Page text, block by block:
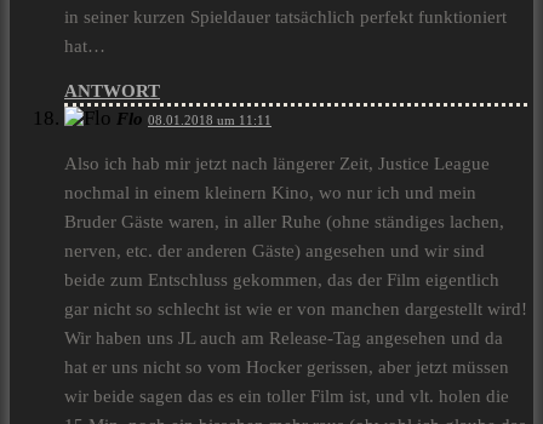
in seiner kurzen Spieldauer tatsächlich perfekt funktioniert
hat…
ANTWORT
Flo 08.01.2018 um 11:11
Also ich hab mir jetzt nach längerer Zeit, Justice League
nochmal in einem kleinern Kino, wo nur ich und mein
Bruder Gäste waren, in aller Ruhe (ohne ständiges lachen,
nerven, etc. der anderen Gäste) angesehen und wir sind
beide zum Entschluss gekommen, das der Film eigentlich
gar nicht so schlecht ist wie er von manchen dargestellt wird!
Wir haben uns JL auch am Release-Tag angesehen und da
hat er uns nicht so vom Hocker gerissen, aber jetzt müssen
wir beide sagen das es ein toller Film ist, und vlt. holen die